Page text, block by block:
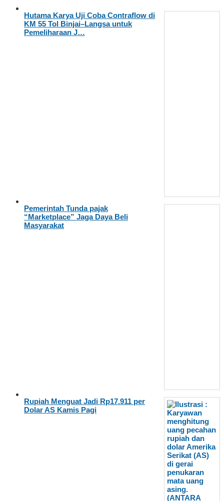
Hutama Karya Uji Coba Contraflow di
KM 55 Tol Binjai–Langsa untuk
Pemeliharaan J…
Pemerintah Tunda pajak
“Marketplace” Jaga Daya Beli
Masyarakat
Rupiah Menguat Jadi Rp17.911 per
Dolar AS Kamis Pagi